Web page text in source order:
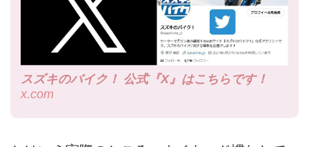
スズキのバイク！ 公式『X』はこちらです！
x.com